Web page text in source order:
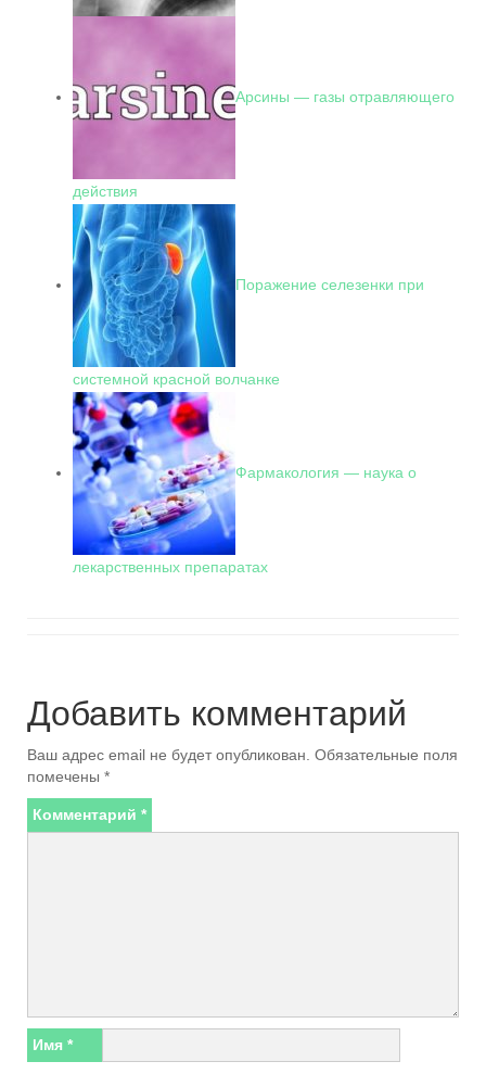
Арсины — газы отравляющего
действия
Поражение селезенки при
системной красной волчанке
Фармакология — наука о
лекарственных препаратах
Добавить комментарий
Ваш адрес email не будет опубликован. Обязательные поля
помечены *
Комментарий *
Имя *